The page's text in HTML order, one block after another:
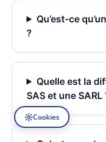
Qu’est-ce
?
Quelle est la
SAS et une SARL
Cookies